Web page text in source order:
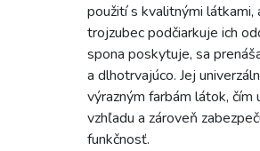
použití s kvalitnými látkami,
trojzubec podčiarkuje ich
spona poskytuje, sa
a dlhotrvajúco. Jej
výrazným farbám látok,
vzhľadu a zároveň
funkčnosť.